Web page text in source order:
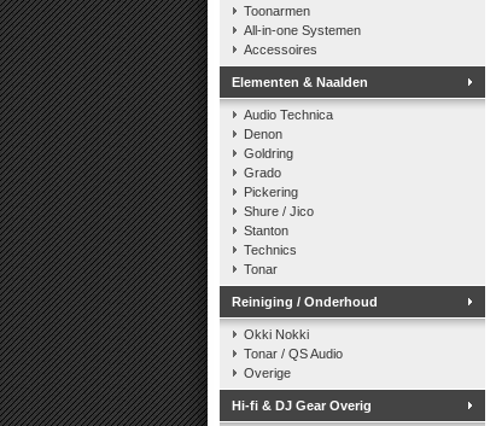
Toonarmen
All-in-one Systemen
Accessoires
Elementen & Naalden
Audio Technica
Denon
Goldring
Grado
Pickering
Shure / Jico
Stanton
Technics
Tonar
Reiniging / Onderhoud
Okki Nokki
Tonar / QS Audio
Overige
Hi-fi & DJ Gear Overig